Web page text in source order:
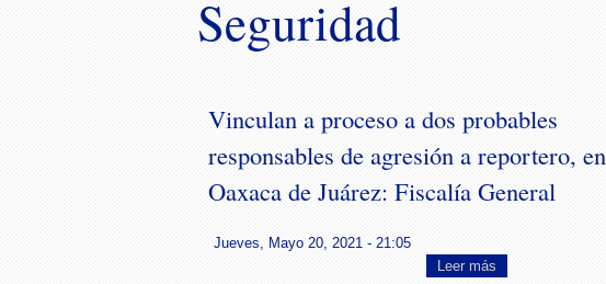
Seguridad
Vinculan a proceso a dos probables
responsables de agresión a reportero, en
Oaxaca de Juárez: Fiscalía General
Jueves, Mayo 20, 2021 - 21:05
Leer más